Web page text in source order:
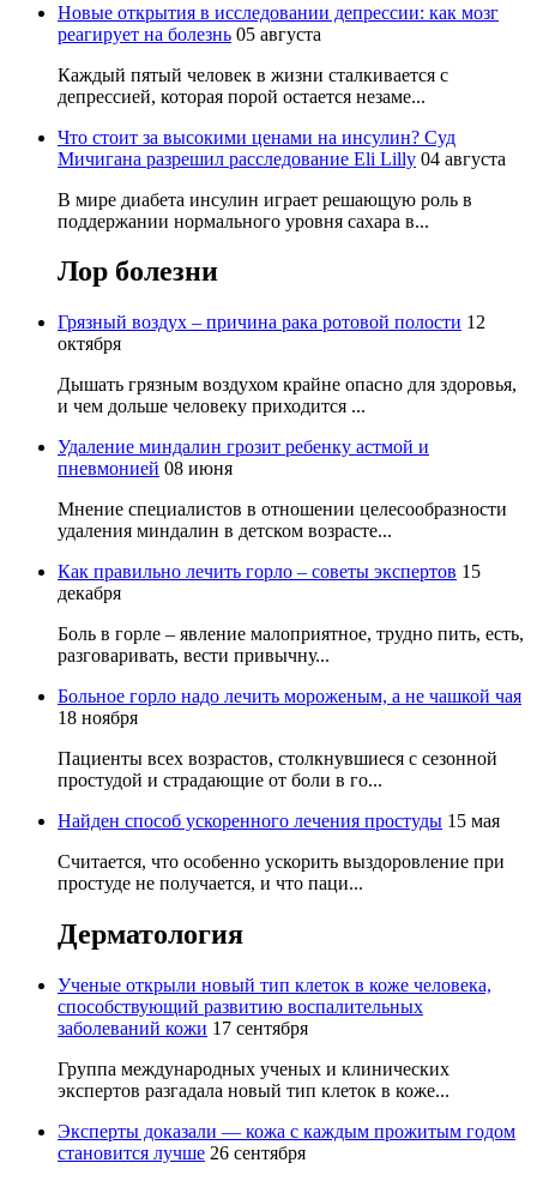
Новые открытия в исследовании депрессии: как мозг
реагирует на болезнь 05 августа
Каждый пятый человек в жизни сталкивается с
депрессией, которая порой остается незаме...
Что стоит за высокими ценами на инсулин? Суд
Мичигана разрешил расследование Eli Lilly 04 августа
В мире диабета инсулин играет решающую роль в
поддержании нормального уровня сахара в...
Лор болезни
Грязный воздух – причина рака ротовой полости 12
октября
Дышать грязным воздухом крайне опасно для здоровья,
и чем дольше человеку приходится ...
Удаление миндалин грозит ребенку астмой и
пневмонией 08 июня
Мнение специалистов в отношении целесообразности
удаления миндалин в детском возрасте...
Как правильно лечить горло – советы экспертов 15
декабря
Боль в горле – явление малоприятное, трудно пить, есть,
разговаривать, вести привычну...
Больное горло надо лечить мороженым, а не чашкой чая
18 ноября
Пациенты всех возрастов, столкнувшиеся с сезонной
простудой и страдающие от боли в го...
Найден способ ускоренного лечения простуды 15 мая
Считается, что особенно ускорить выздоровление при
простуде не получается, и что паци...
Дерматология
Ученые открыли новый тип клеток в коже человека,
способствующий развитию воспалительных
заболеваний кожи 17 сентября
Группа международных ученых и клинических
экспертов разгадала новый тип клеток в коже...
Эксперты доказали — кожа с каждым прожитым годом
становится лучше 26 сентября